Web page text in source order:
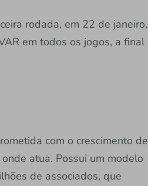
rodada, em 22 de janeiro,
em todos os jogos, a final
com o crescimento de
atua. Possui um modelo
de associados, que